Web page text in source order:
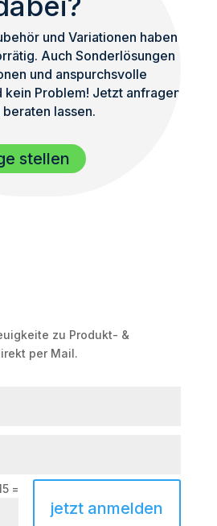
und Variationen haben
Auch Sonderlösungen
und anspurchsvolle
kein Problem! Jetzt anfragen
beraten lassen.
stellen
zu Produkt- &
per Mail.
=
jetzt anmelden